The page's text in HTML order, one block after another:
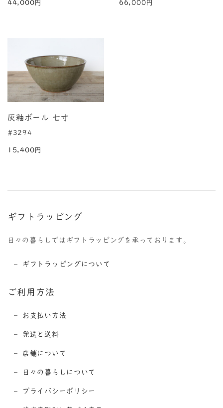
44,000円 66,000円
灰釉ボール 七寸
#3294
15,400円
ギフトラッピング
日々の暮らしではギフトラッピングを承っております。
ギフトラッピングについて
ご利用方法
お支払い方法
発送と送料
店舗について
日々の暮らしについて
プライバシーポリシー